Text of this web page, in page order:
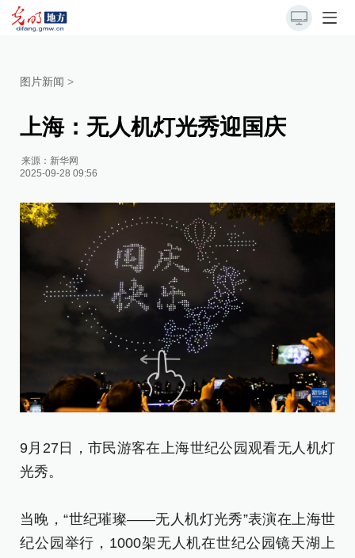
图片新闻 >
上海：无人机灯光秀迎国庆
来源： 新华网
2025-09-28 09:56
9月27日，市民游客在上海世纪公园观看无人机灯
光秀。
当晚，“世纪璀璨——无人机灯光秀”表演在上海世
纪公园举行，1000架无人机在世纪公园镜天湖上